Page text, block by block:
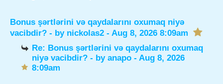
Bonus şərtlərini və qaydalarını oxumaq niyə
vacibdir? - by nickolas2 - Aug 8, 2026 8:09am
Re: Bonus şərtlərini və qaydalarını oxumaq
niyə vacibdir? - byanapo - Aug 8, 2026
8:09am